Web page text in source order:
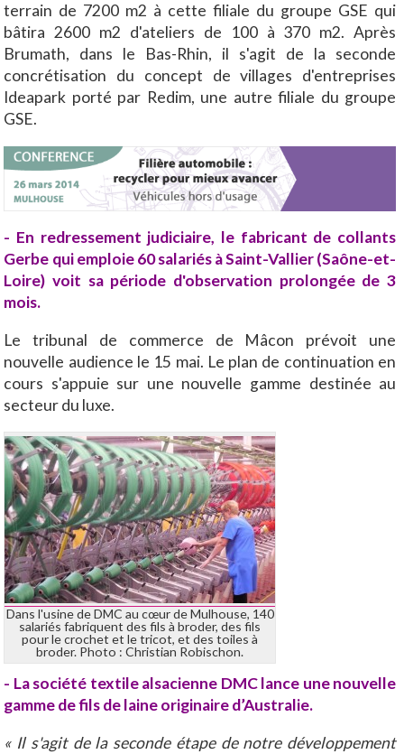
terrain de 7200 m2 à cette filiale du groupe GSE qui
bâtira 2600 m2 d'ateliers de 100 à 370 m2. Après
Brumath, dans le Bas-Rhin, il s'agit de la seconde
concrétisation du concept de villages d'entreprises
Ideapark porté par Redim, une autre filiale du groupe
GSE.
- En redressement judiciaire, le fabricant de collants
Gerbe qui emploie 60 salariés à Saint-Vallier (Saône-et-
Loire) voit sa période d'observation prolongée de 3
mois.
Le tribunal de commerce de Mâcon prévoit une
nouvelle audience le 15 mai. Le plan de continuation en
cours s'appuie sur une nouvelle gamme destinée au
secteur du luxe.
Dans l'usine de DMC au cœur de Mulhouse, 140
salariés fabriquent des fils à broder, des fils
pour le crochet et le tricot, et des toiles à
broder. Photo : Christian Robischon.
- La société textile alsacienne DMC lance une nouvelle
gamme de fils de laine originaire d’Australie.
« Il s'agit de la seconde étape de notre développement